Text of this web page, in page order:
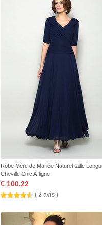
Robe Mère de Mariée Naturel taille
Cheville Chic A-ligne
€ 100,22
( 2 avis )